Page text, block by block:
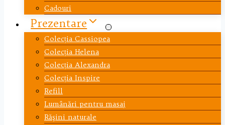
Cadouri
Prezentare
Colecția Cassiopea
Colecția Helena
Colecția Alexandra
Colecția Inspire
Refill
Lumânări pentru masaj
Răşini naturale